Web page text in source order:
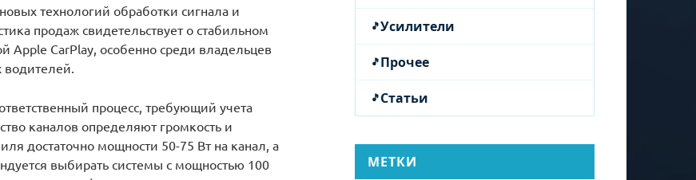
технологий обработки сигнала и
продаж свидетельствует о стабильном
Apple CarPlay, особенно среди владельцев
процесс, требующий учета
каналов определяют громкость и
достаточно мощности 50-75 Вт на канал, а
выбирать системы с мощностью 100
Усилители
Прочее
Статьи
МЕТКИ